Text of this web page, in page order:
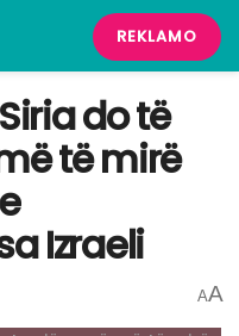
REKLAMO
do të
të mirë
Izraeli
AA